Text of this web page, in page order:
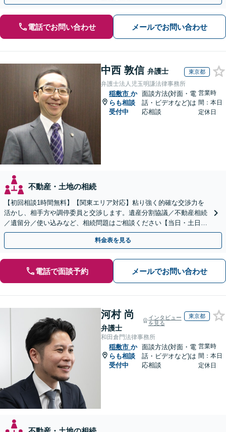
電話でお問い合わせ メールでお問い合わせ
中西 敦信 弁護士 東京都
弁護士法人児玉明謙法律事務所
稲敷市 か
らも相談
受付中
面談方法(対面・電
話・ビデオなど)は
応相談
営業時
間：本日
定休日
不動産・土地の相続
【初回相談1時間無料】【関東エリア対応】粘り強く的確な交渉力を
活かし、相手方や調停委員と交渉します。遺産分割協議／不動産相続
／遺留分／使い込みなど、相続問題はご相談ください【当日・土日対
応可】トラブル前の段階でも相談可。メール24時間受付
料金表を見る
電話で面談予約 メールでお問い合わせ
河村 尚
弁護士
インタビュー
を見る
東京都
和田倉門法律事務所
稲敷市 か
らも相談
受付中
面談方法(対面・電
話・ビデオなど)は
応相談
営業時
間：本日
定休日